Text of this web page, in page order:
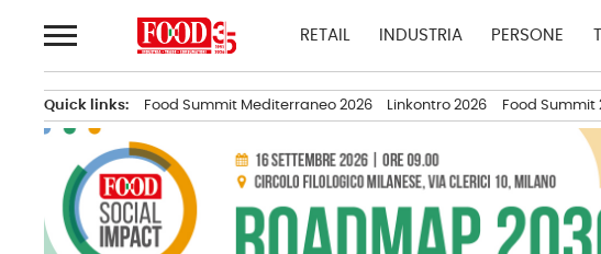
al
RETAIL INDUSTRIA PERSONE
Quick links: Food Summit Mediterraneo 2026 Linkontro 2026 Food Summit